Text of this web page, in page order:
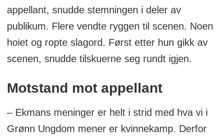
appellant, snudde stemningen i deler av
publikum. Flere vendte ryggen til scenen. Noen
hoiet og ropte slagord. Først etter hun gikk av
scenen, snudde tilskuerne seg rundt igjen.
Motstand mot appellant
– Ekmans meninger er helt i strid med hva vi i
Grønn Ungdom mener er kvinnekamp. Derfor